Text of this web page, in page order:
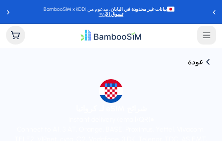
‹ بيانات غير محدودة في اليابان، مدعوم من BambooSIM x KDDI
تسوق الآن→ ›
عودة